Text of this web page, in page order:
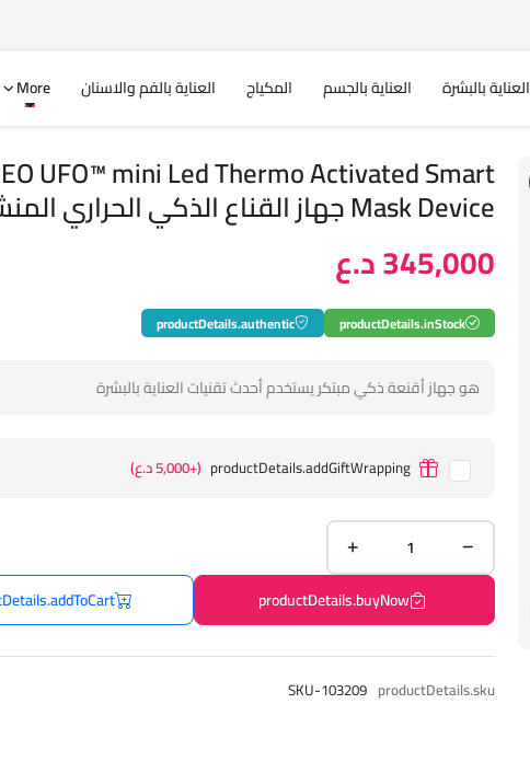
العناية بالبشرة العناية بالجسم المكياج العناية بالفم والاسنان More
UFO™ mini Led Thermo Activated Smart
Mask Device جهاز القناع الذكي الحراري المنشط
345,000 د.ع
productDetails.inStock
productDetails.authentic
هو جهاز أقنعة ذكي مبتكر يستخدم أحدث تقنيات العناية بالبشرة
productDetails.addGiftWrapping (+5,000 د.ع)
productDetails.buyNow
productDetails.sku
SKU-103209